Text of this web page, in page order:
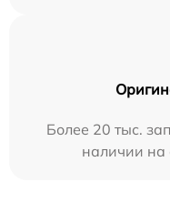
Более 20 тыс.
наличии на